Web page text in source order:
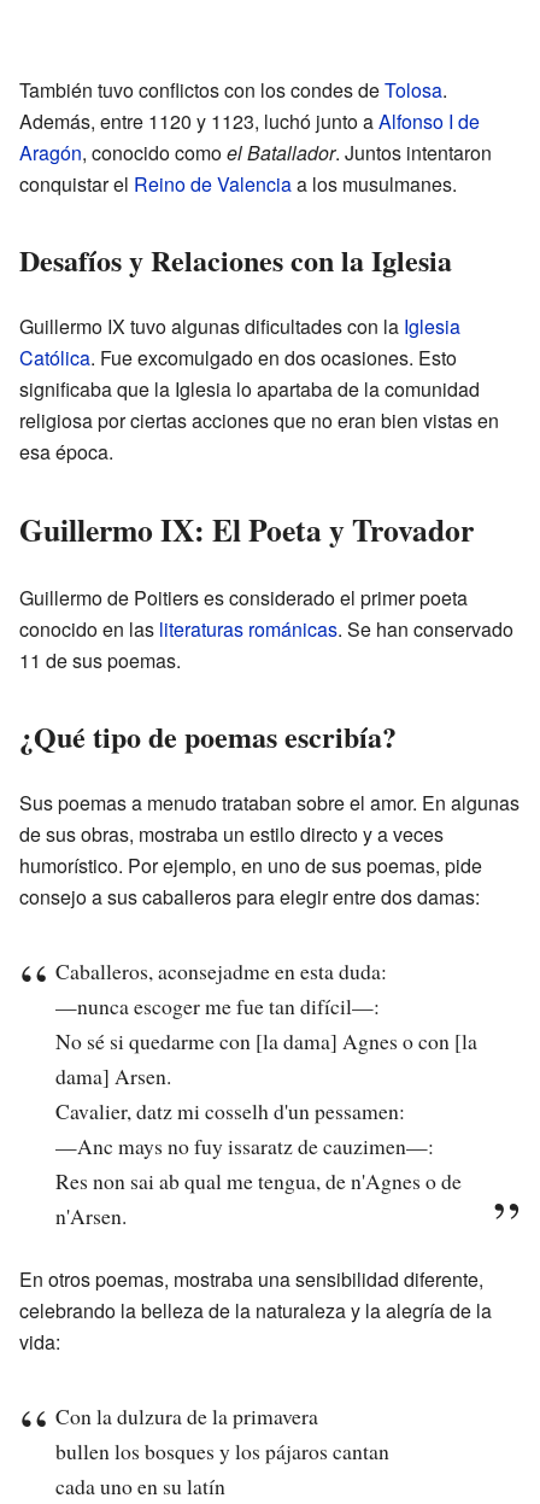
También tuvo conflictos con los condes deTolosa.
Además, entre 1120 y 1123, luchó junto aAlfonso I de
Aragón, conocido comoel Batallador. Juntos intentaron
conquistar el Reino de Valenciaa los musulmanes.
Desafíos y Relaciones con la Iglesia
Guillermo IX tuvo algunas dificultades con la Iglesia
Católica. Fue excomulgado en dos ocasiones. Esto
significaba que la Iglesia lo apartaba de la comunidad
religiosa por ciertas acciones que no eran bien vistas en
esa época.
Guillermo IX: El Poeta y Trovador
Guillermo de Poitiers es considerado el primer poeta
conocido en las literaturas románicas. Se han conservado
11 de sus poemas.
¿Qué tipo de poemas escribía?
Sus poemas a menudo trataban sobre el amor. En algunas
de sus obras, mostraba un estilo directo y a veces
humorístico. Por ejemplo, en uno de sus poemas, pide
consejo a sus caballeros para elegir entre dos damas:
Caballeros, aconsejadme en esta duda:
—nunca escoger me fue tan difícil—:
No sé si quedarme con [la dama] Agnes o con [la
dama] Arsen.
Cavalier, datz mi cosselh d'un pessamen:
—Anc mays no fuy issaratz de cauzimen—:
Res non sai ab qual me tengua, de n'Agnes o de
n'Arsen.
En otros poemas, mostraba una sensibilidad diferente,
celebrando la belleza de la naturaleza y la alegría de la
vida:
Con la dulzura de la primavera
bullen los bosques y los pájaros cantan
cada uno en su latín